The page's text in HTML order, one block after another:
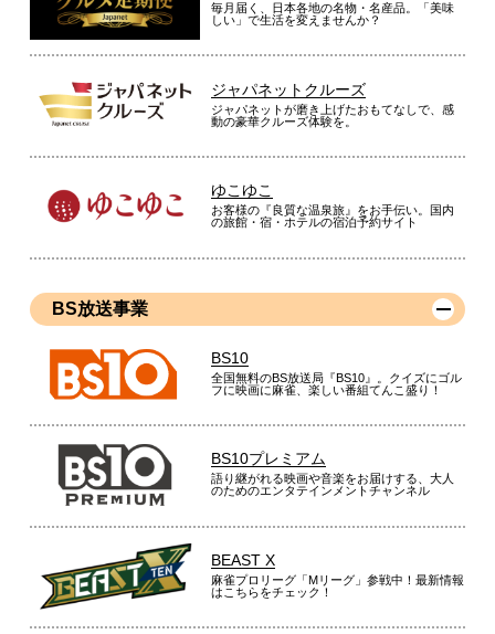
毎月届く、日本各地の名物・名産品。「美味
しい」で生活を変えませんか？
ジャパネットクルーズ
ジャパネットが磨き上げたおもてなしで、感
動の豪華クルーズ体験を。
ゆこゆこ
お客様の『良質な温泉旅』をお手伝い。国内
の旅館・宿・ホテルの宿泊予約サイト
BS放送事業
BS10
全国無料のBS放送局『BS10』。クイズにゴル
フに映画に麻雀、楽しい番組てんこ盛り！
BS10プレミアム
語り継がれる映画や音楽をお届けする、大人
のためのエンタテインメントチャンネル
BEAST X
麻雀プロリーグ「Mリーグ」参戦中！最新情報
はこちらをチェック！